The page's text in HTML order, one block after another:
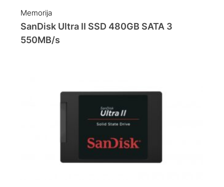
Memorija
SanDisk Ultra II SSD 480GB SATA 3
550MB/s